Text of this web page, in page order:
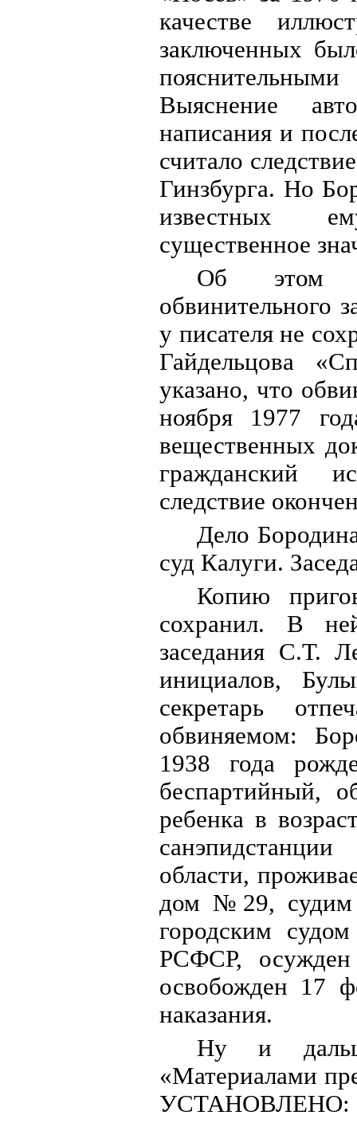
качестве
заключенных
Выяснение
написания и
считало
Гинзбурга. Но
известных
существенное
Об этом
обвинительного
у писателя не
Гайдельцова
указано, что
ноября 1977
вещественных
гражданский
следствие
Дело
суд Калуги.
Копию
сохранил. В
заседания С.Т.
инициалов,
секретарь
обвиняемом:
1938 года
беспартийный,
ребенка в
области,
дом №29, судим
городским
РСФСР,
освобожден 17
наказания.
Ну и
«Материалами
УСТАНОВЛЕНО: